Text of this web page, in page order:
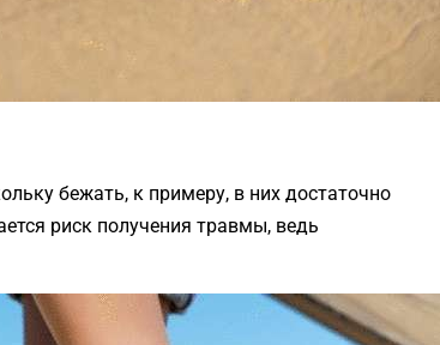
бежать, к примеру, в них достаточно
риск получения травмы, ведь